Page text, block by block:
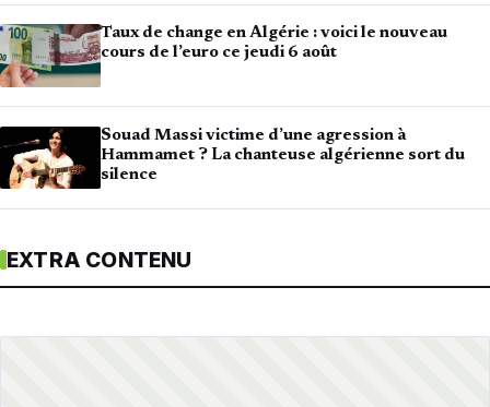
Taux de change en Algérie : voici le nouveau
cours de l’euro ce jeudi 6 août
Souad Massi victime d’une agression à
Hammamet ? La chanteuse algérienne sort du
silence
EXTRA CONTENU